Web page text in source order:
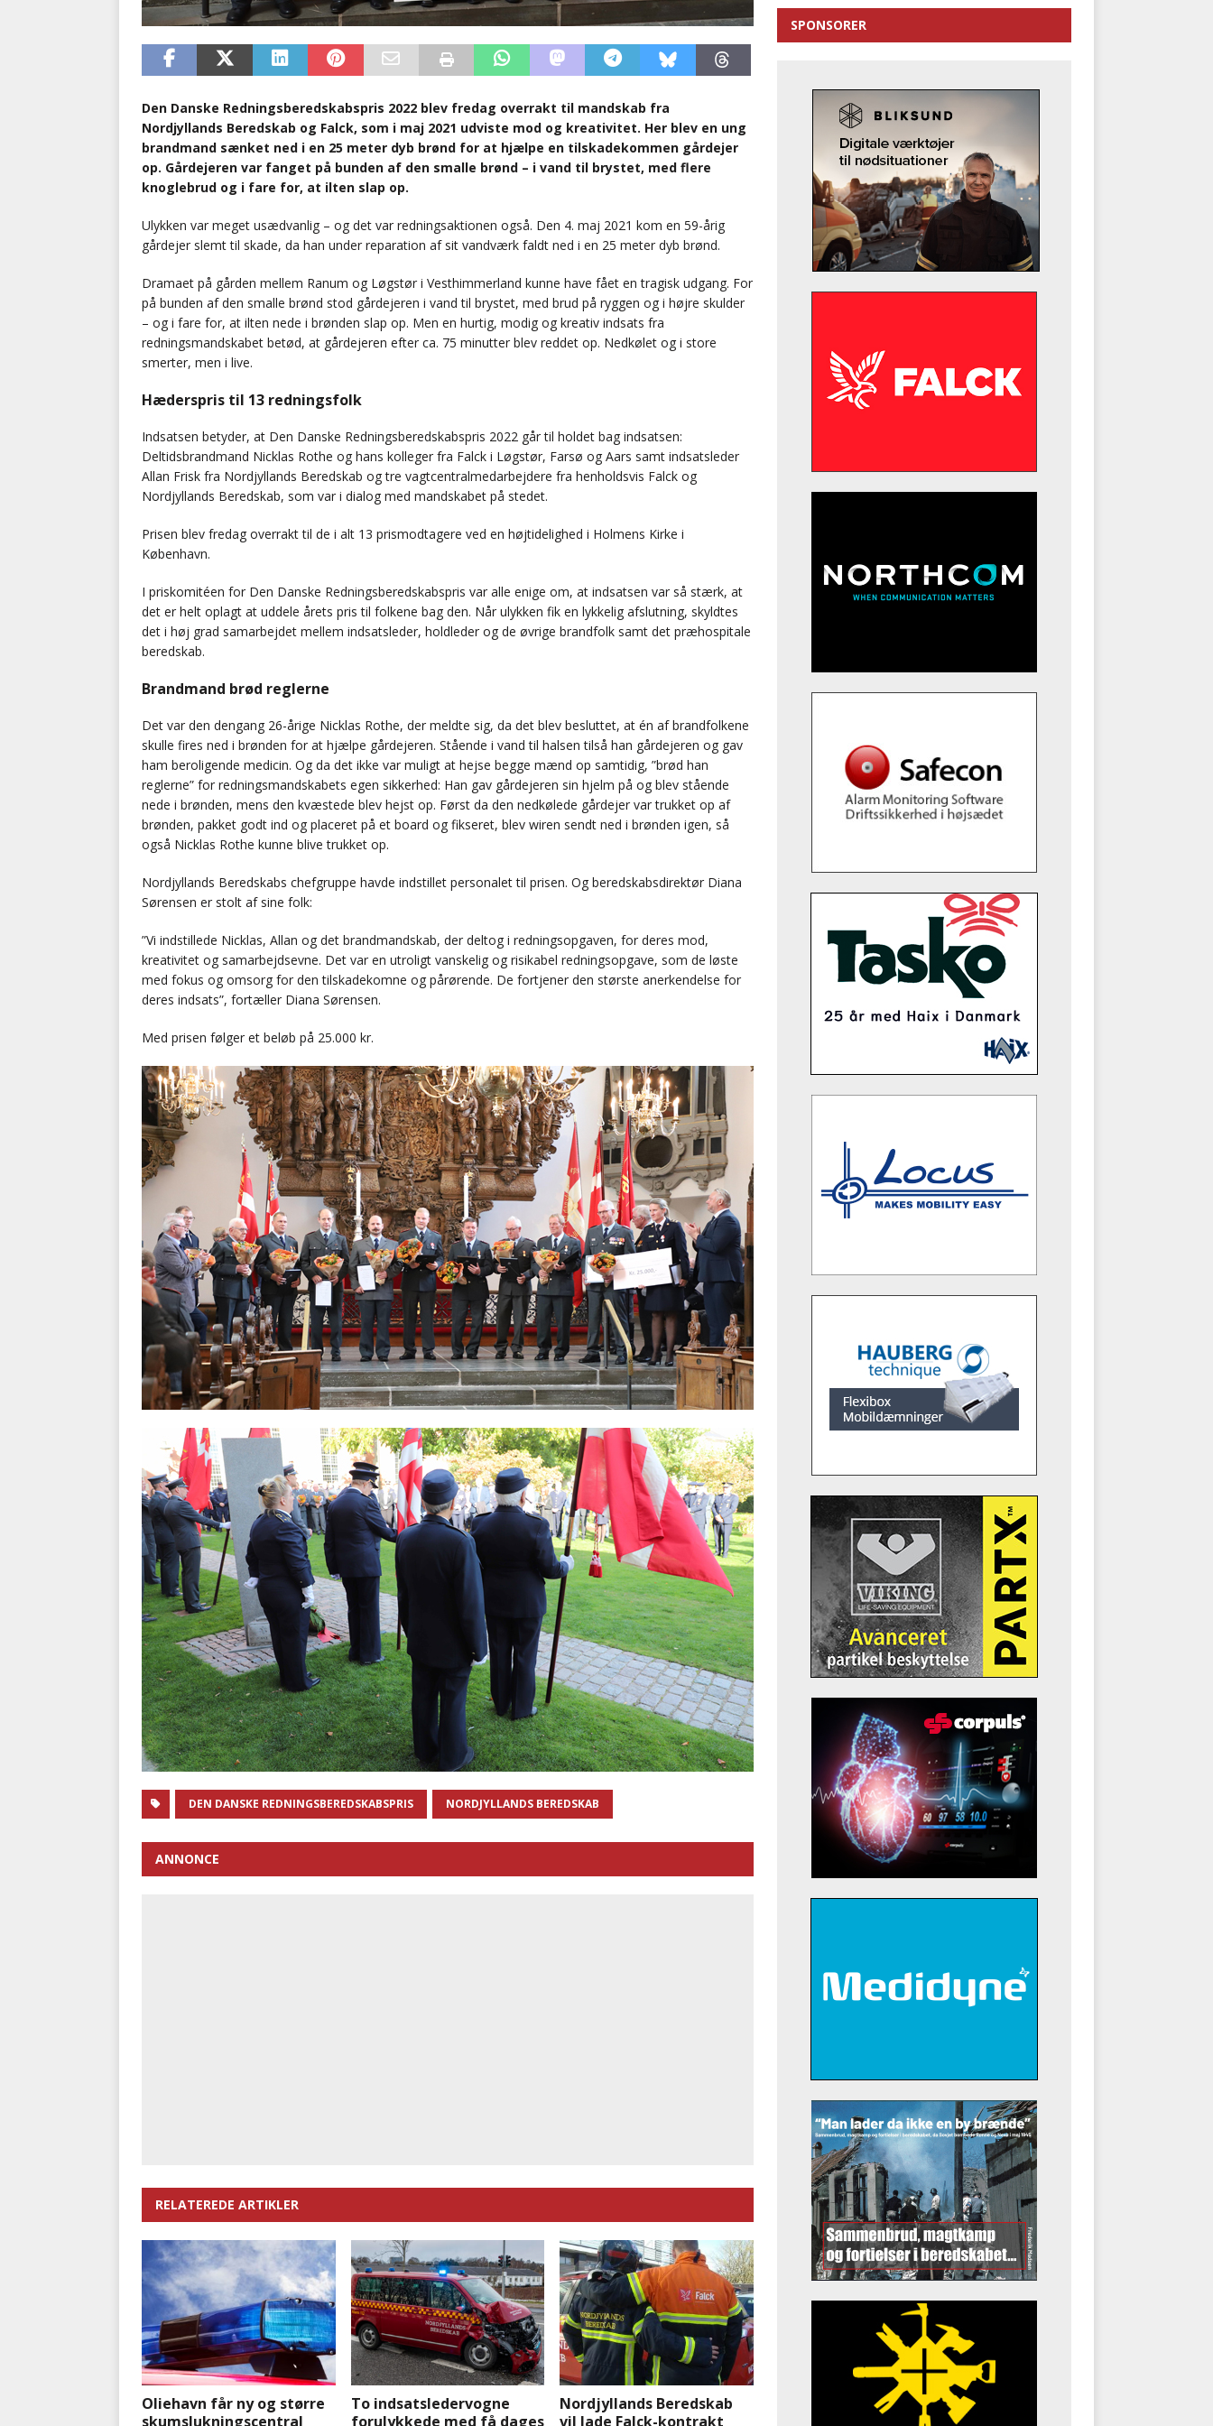
Den Danske Redningsberedskabspris 2022 blev fredag overrakt til mandskab fra
Nordjyllands Beredskab og Falck, som i maj 2021 udviste mod og kreativitet. Her blev en ung
brandmand sænket ned i en 25 meter dyb brønd for at hjælpe en tilskadekommen gårdejer
op. Gårdejeren var fanget på bunden af den smalle brønd – i vand til brystet, med flere
knoglebrud og i fare for, at ilten slap op.
Ulykken var meget usædvanlig – og det var redningsaktionen også. Den 4. maj 2021 kom en 59-årig
gårdejer slemt til skade, da han under reparation af sit vandværk faldt ned i en 25 meter dyb brønd.
Dramaet på gården mellem Ranum og Løgstør i Vesthimmerland kunne have fået en tragisk udgang. For
på bunden af den smalle brønd stod gårdejeren i vand til brystet, med brud på ryggen og i højre skulder
– og i fare for, at ilten nede i brønden slap op. Men en hurtig, modig og kreativ indsats fra
redningsmandskabet betød, at gårdejeren efter ca. 75 minutter blev reddet op. Nedkølet og i store
smerter, men i live.
Hæderspris til 13 redningsfolk
Indsatsen betyder, at Den Danske Redningsberedskabspris 2022 går til holdet bag indsatsen:
Deltidsbrandmand Nicklas Rothe og hans kolleger fra Falck i Løgstør, Farsø og Aars samt indsatsleder
Allan Frisk fra Nordjyllands Beredskab og tre vagtcentralmedarbejdere fra henholdsvis Falck og
Nordjyllands Beredskab, som var i dialog med mandskabet på stedet.
Prisen blev fredag overrakt til de i alt 13 prismodtagere ved en højtidelighed i Holmens Kirke i
København.
I priskomitéen for Den Danske Redningsberedskabspris var alle enige om, at indsatsen var så stærk, at
det er helt oplagt at uddele årets pris til folkene bag den. Når ulykken fik en lykkelig afslutning, skyldtes
det i høj grad samarbejdet mellem indsatsleder, holdleder og de øvrige brandfolk samt det præhospitale
beredskab.
Brandmand brød reglerne
Det var den dengang 26-årige Nicklas Rothe, der meldte sig, da det blev besluttet, at én af brandfolkene
skulle fires ned i brønden for at hjælpe gårdejeren. Stående i vand til halsen tilså han gårdejeren og gav
ham beroligende medicin. Og da det ikke var muligt at hejse begge mænd op samtidig, ”brød han
reglerne” for redningsmandskabets egen sikkerhed: Han gav gårdejeren sin hjelm på og blev stående
nede i brønden, mens den kvæstede blev hejst op. Først da den nedkølede gårdejer var trukket op af
brønden, pakket godt ind og placeret på et board og fikseret, blev wiren sendt ned i brønden igen, så
også Nicklas Rothe kunne blive trukket op.
Nordjyllands Beredskabs chefgruppe havde indstillet personalet til prisen. Og beredskabsdirektør Diana
Sørensen er stolt af sine folk:
”Vi indstillede Nicklas, Allan og det brandmandskab, der deltog i redningsopgaven, for deres mod,
kreativitet og samarbejdsevne. Det var en utroligt vanskelig og risikabel redningsopgave, som de løste
med fokus og omsorg for den tilskadekomne og pårørende. De fortjener den største anerkendelse for
deres indsats”, fortæller Diana Sørensen.
Med prisen følger et beløb på 25.000 kr.
DEN DANSKE REDNINGSBEREDSKABSPRIS NORDJYLLANDS BEREDSKAB
ANNONCE
RELATEREDE ARTIKLER
Oliehavn får ny og større
skumslukningscentral
To indsatsledervogne
forulykkede med få dages
Nordjyllands Beredskab
vil lade Falck-kontrakt
SPONSORER